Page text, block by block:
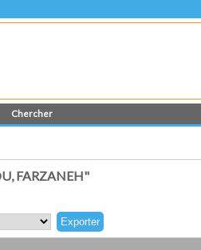
Chercher
FARZANEH"